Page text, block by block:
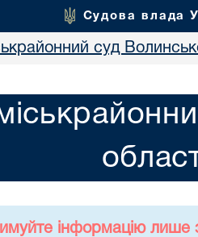
Судова влада
суд
інформацію лише